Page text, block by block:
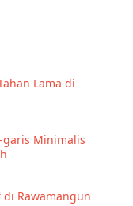
Lama di
garis Minimalis
Rawamangun